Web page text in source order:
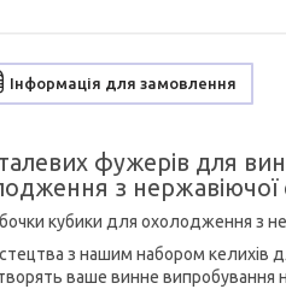
Інформація для замовлення
фужерів для
з нержавіючої
кубики для охолодження з
з нашим набором келихів
ваше винне випробування